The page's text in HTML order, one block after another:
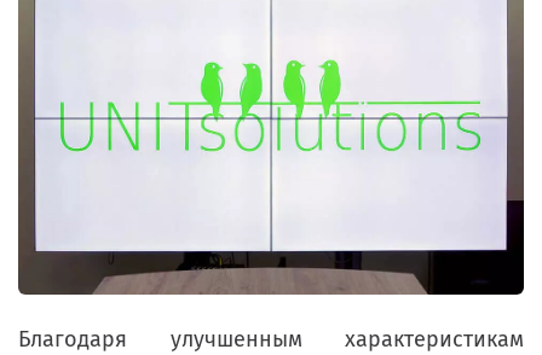
Благодаря улучшенным характеристикам